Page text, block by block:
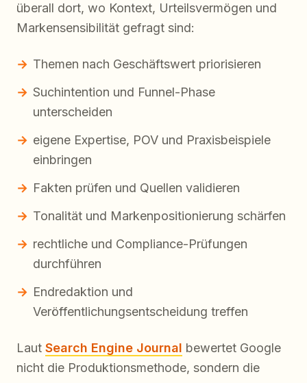
überall dort, wo Kontext, Urteilsvermögen und
Markensensibilität gefragt sind:
Themen nach Geschäftswert priorisieren
Suchintention und Funnel-Phase
unterscheiden
eigene Expertise, POV und Praxisbeispiele
einbringen
Fakten prüfen und Quellen validieren
Tonalität und Markenpositionierung schärfen
rechtliche und Compliance-Prüfungen
durchführen
Endredaktion und
Veröffentlichungsentscheidung treffen
Laut Search Engine Journal bewertet Google
nicht die Produktionsmethode, sondern die